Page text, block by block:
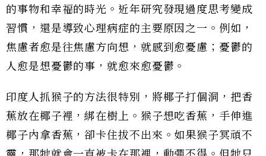
的事物和幸福的時光。近年研究發現過度思考變成
習慣，還是導致心理病症的主要原因之一。例如，
焦慮者愈是往焦慮方向想，就感到愈憂慮；憂鬱的
人愈是想憂鬱的事，就愈來愈憂鬱。
印度人抓猴子的方法很特別，將椰子打個洞，把香
蕉放在椰子裡，綁在樹上。猴子想吃香蕉，手伸進
椰子內拿香蕉，卻卡住拔不出來。如果猴子冥頑不